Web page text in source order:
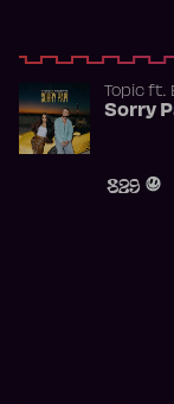
Topicft.
Sorry
829